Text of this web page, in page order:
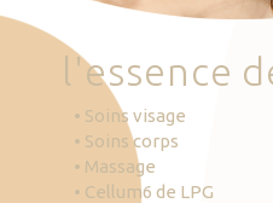
'essence d
• Soins visage
• Soins corps
• Massage
• Cellum6 de LPG